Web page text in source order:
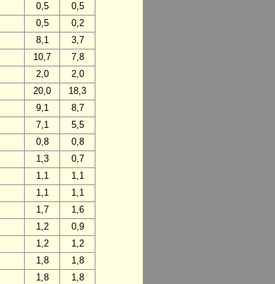
0,5
0,5
0,5
0,2
8,1
3,7
10,7
7,8
2,0
2,0
20,0
18,3
9,1
8,7
7,1
5,5
0,8
0,8
1,3
0,7
1,1
1,1
1,1
1,1
1,7
1,6
1,2
0,9
1,2
1,2
1,8
1,8
1,8
1,8